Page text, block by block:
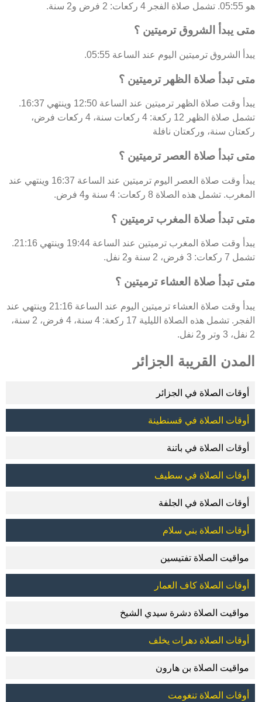
هو 05:55. تشمل صلاة الفجر 4 ركعات: 2 فرض و2 سنة.
متى يبدأ الشروق ترميتين ؟
يبدأ الشروق ترميتين اليوم عند الساعة 05:55.
متى تبدأ صلاة الظهر ترميتين ؟
يبدأ وقت صلاة الظهر ترميتين عند الساعة 12:50 وينتهي 16:37.
تشمل صلاة الظهر 12 ركعة: 4 ركعات سنة، 4 ركعات فرض،
ركعتان سنة، وركعتان نافلة
متى تبدأ صلاة العصر ترميتين ؟
يبدأ وقت صلاة العصر اليوم ترميتين عند الساعة 16:37 وينتهي عند
المغرب. تشمل هذه الصلاة 8 ركعات: 4 سنة و4 فرض.
متى تبدأ صلاة المغرب ترميتين ؟
يبدأ وقت صلاة المغرب ترميتين عند الساعة 19:44 وينتهي 21:16.
تشمل 7 ركعات: 3 فرض، 2 سنة و2 نفل.
متى تبدأ صلاة العشاء ترميتين ؟
يبدأ وقت صلاة العشاء ترميتين اليوم عند الساعة 21:16 وينتهي عند
الفجر. تشمل هذه الصلاة الليلية 17 ركعة: 4 سنة، 4 فرض، 2 سنة،
2 نفل، 3 وتر و2 نفل.
المدن القريبة الجزائر
أوقات الصلاة في الجزائر
أوقات الصلاة في قسنطينة
أوقات الصلاة في باتنة
أوقات الصلاة في سطيف
أوقات الصلاة في الجلفة
أوقات الصلاة بني سلام
مواقيت الصلاة تفتيسين
أوقات الصلاة كاف العمار
مواقيت الصلاة دشرة سيدي الشيخ
أوقات الصلاة دهرات يخلف
مواقيت الصلاة بن هارون
أوقات الصلاة تنغومت